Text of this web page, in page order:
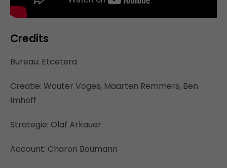
Credits
Bureau: Etcetera
Creatie: Wouter Voges, Maarten Remmers, Ben
Imhoff
Strategie: Olaf Arkauer
Account: Charon Boumann